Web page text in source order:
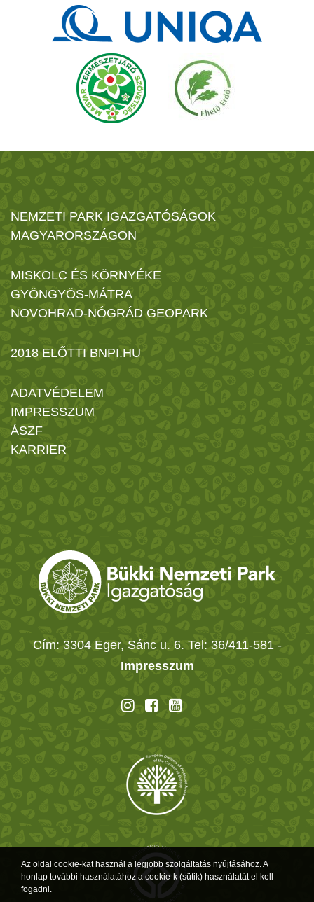
NEMZETI PARK IGAZGATÓSÁGOK
MAGYARORSZÁGON
MISKOLC ÉS KÖRNYÉKE
GYÖNGYÖS-MÁTRA
NOVOHRAD-NÓGRÁD GEOPARK
2018 ELŐTTI BNPI.HU
ADATVÉDELEM
IMPRESSZUM
ÁSZF
KARRIER
Cím: 3304 Eger, Sánc u. 6. Tel: 36/411-581 -
Impresszum
Az oldal cookie-kat használ a legjobb szolgáltatás nyújtásához. A
honlap további használatához a cookie-k (sütik) használatát el kell
fogadni.